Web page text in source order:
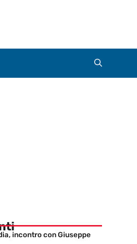
incontro con Giuseppe